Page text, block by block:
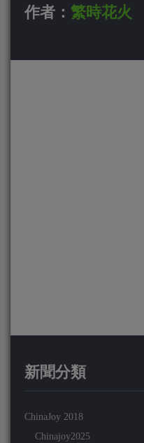
作者： 繁時花火
新聞分類
ChinaJoy 2018
Chinajoy2025